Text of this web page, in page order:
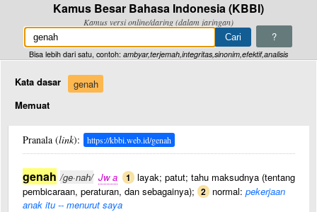
Kamus Besar Bahasa Indonesia (KBBI)
Kamus versi online/daring (dalam jaringan)
?
Bisa lebih dari satu, contoh: ambyar,terjemah,integritas,sinonim,efektif,analisis
Kata dasar
genah
Memuat
Pranala (link): https://kbbi.web.id/genah
genah /ge·nah/ Jw a 1 layak; patut; tahu maksudnya (tentang
pembicaraan, peraturan, dan sebagainya); 2 normal: pekerjaan
anak itu -- menurut saya